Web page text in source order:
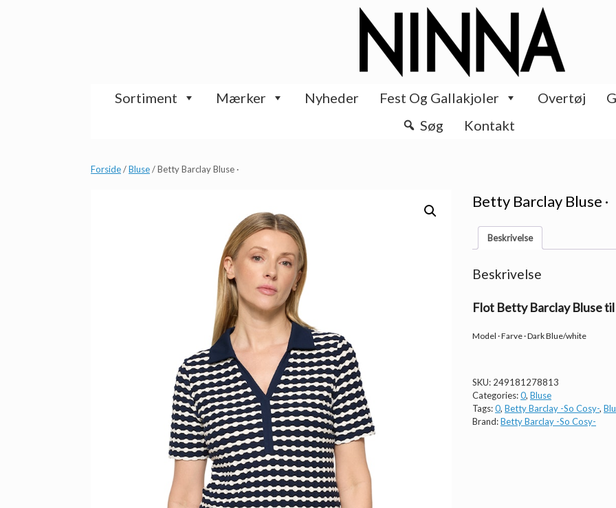
Sortiment Mærker Nyheder Fest Og Gallakjoler Overtøj
Søg
Kontakt
Forside/Bluse/ Betty Barclay Bluse ·
Betty Barclay Bluse ·
Beskrivelse
Beskrivelse
Flot Betty Barclay Bluse
Model · Farve · Dark Blue/white
SKU: 249181278813
Categories:0, Bluse
Tags:0, Betty Barclay -So Cosy-,
Brand:Betty Barclay -So Cosy-